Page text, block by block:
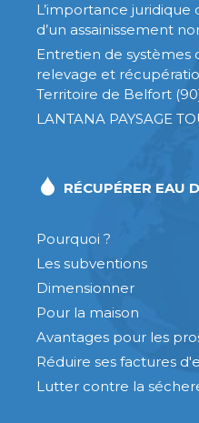
L’importance juridique
d’un assainissement
Entretien de systèmes
relevage et
Territoire de Belfort
LANTANA PAYSAGE
RÉCUPÉRER EAU
Pourquoi ?
Les subventions
Dimensionner
Pour la maison
Avantages pour les
Réduire ses factures
Lutter contre la